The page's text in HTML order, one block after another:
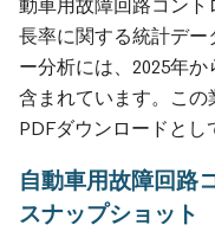
動車用故障回路コン
長率に関する統計デ
ー分析には、2025年
含まれています。この
PDFダウンロードとし
自動車用故障回路
スナップショット